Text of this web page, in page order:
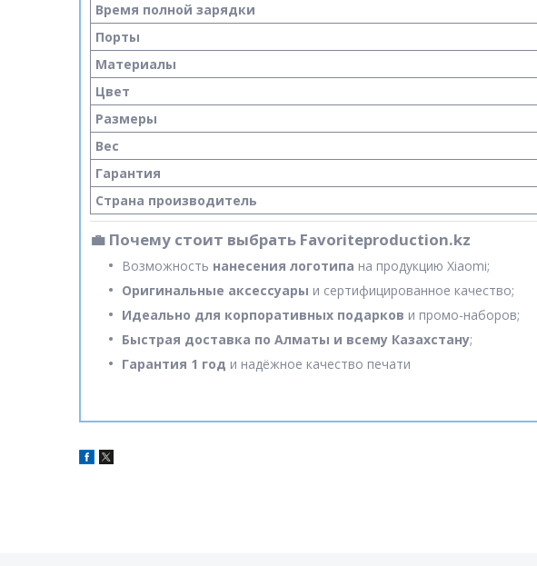
Время полной зарядки
Порты
Материалы
Цвет
Размеры
Вес
Гарантия
Страна производитель
💼 Почему стоит выбрать Favoriteproduction.kz
Возможность нанесения логотипа на продукцию Xiaomi;
Оригинальные аксессуары и сертифицированное качество;
Идеально для корпоративных подарков и промо-наборов;
Быстрая доставка по Алматы и всему Казахстану;
Гарантия 1 год и надёжное качество печати